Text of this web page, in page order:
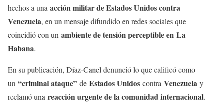
hechos a una acción militar de Estados Unidos contra
Venezuela, en un mensaje difundido en redes sociales que
coincidió con un ambiente de tensión perceptible en La
Habana.
En su publicación, Díaz-Canel denunció lo que calificó como
un “criminal ataque” de Estados Unidos contra Venezuela y
reclamó una reacción urgente de la comunidad internacional.